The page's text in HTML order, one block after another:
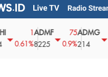
ADMF
8225
75
0.9%
ADMG
214
2.73%